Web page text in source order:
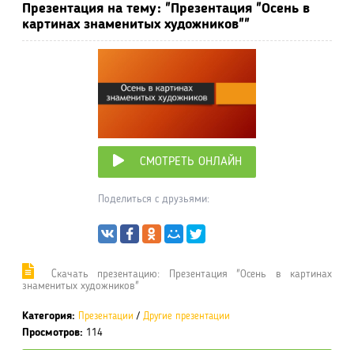
Презентация на тему: "Презентация "Осень в
картинах знаменитых художников""
СМОТРЕТЬ ОНЛАЙН
Поделиться с друзьями:
Cкачать презентацию: Презентация "Осень в картинах
знаменитых художников"
Категория: Презентации / Другие презентации
Просмотров: 114